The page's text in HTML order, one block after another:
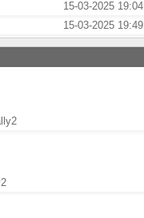
15-03-2025 19:04
15-03-2025 19:49